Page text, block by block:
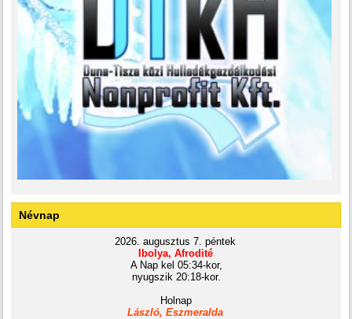
Névnap
2026. augusztus 7. péntek
Ibolya, Afrodité
A Nap kel 05:34-kor,
nyugszik 20:18-kor.
Holnap
László, Eszmeralda